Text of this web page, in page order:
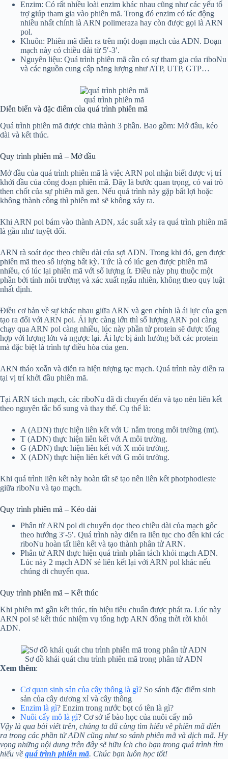
Enzim: Có rất nhiều loài enzim khác nhau cũng như các yếu tố
trợ giúp tham gia vào phiên mã. Trong đó enzim có tác động
nhiều nhất chính là ARN polimeraza hay còn được gọi là ARN
pol.
Khuôn: Phiên mã diễn ra trên một đoạn mạch của ADN. Đoạn
mạch này có chiều dài từ 5′-3′.
Nguyên liệu: Quá trình phiên mã cần có sự tham gia của riboNu
và các nguồn cung cấp năng lượng như ATP, UTP, GTP…
quá trình phiên mã
Diễn biến và đặc điểm của quá trình phiên mã
Quá trình phiên mã được chia thành 3 phần. Bao gồm: Mở đầu, kéo
dài và kết thúc.
Quy trình phiên mã – Mở đầu
Mở đầu của quá trình phiên mã là việc ARN pol nhận biết được vị trí
khởi đầu của công đoạn phiên mã. Đây là bước quan trọng, có vai trò
then chốt của sự phiên mã gen. Nếu quá trình này gặp bất lợi hoặc
không thành công thì phiên mã sẽ không xảy ra.
Khi ARN pol bám vào thành ADN, xác suất xảy ra quá trình phiên mã
là gần như tuyệt đối.
ARN rà soát dọc theo chiều dài của sợi ADN. Trong khi đó, gen được
phiên mã theo số lượng bất kỳ. Tức là có lúc gen được phiên mã
nhiều, có lúc lại phiên mã với số lượng ít. Điều này phụ thuộc một
phần bởi tính môi trường và xác xuất ngẫu nhiên, không theo quy luật
nhất định.
Điều cơ bản về sự khác nhau giữa ARN và gen chính là ái lực của gen
tạo ra đối với ARN pol. Ái lực càng lớn thì số lượng ARN pol càng
chạy qua ARN pol càng nhiều, lúc này phần tử protein sẽ được tổng
hợp với lượng lớn và ngược lại. Ái lực bị ảnh hưởng bởi các protein
mà đặc biệt là trình tự điều hòa của gen.
ARN tháo xoắn và diễn ra hiện tượng tạc mạch. Quá trình này diễn ra
tại vị trí khởi đầu phiên mã.
Tại ARN tách mạch, các riboNu đã di chuyển đến và tạo nên liên kết
theo nguyên tắc bổ sung và thay thế. Cụ thể là:
A (ADN) thực hiện liên kết với U nằm trong môi trường (mt).
T (ADN) thực hiện liên kết với A môi trường.
G (ADN) thực hiện liên kết với X môi trường.
X (ADN) thực hiện liên kết với G môi trường.
Khi quá trình liên kết này hoàn tất sẽ tạo nên liên kết photphodieste
giữa riboNu và tạo mạch.
Quy trình phiên mã – Kéo dài
Phân tử ARN pol di chuyển dọc theo chiều dài của mạch gốc
theo hướng 3′-5′. Quá trình này diễn ra liên tục cho đến khi các
riboNu hoàn tất liên kết và tạo thành phân tử ARN.
Phân tử ARN thực hiện quá trình phân tách khỏi mạch ADN.
Lúc này 2 mạch ADN sẻ liên kết lại với ARN pol khác nếu
chúng di chuyển qua.
Quy trình phiên mã – Kết thúc
Khi phiên mã gần kết thúc, tín hiệu tiêu chuẩn được phát ra. Lúc này
ARN pol sẽ kết thúc nhiệm vụ tổng hợp ARN đồng thời rời khỏi
ADN.
Sơ đồ khái quát chu trình phiên mã trong phân tử ADN
Xem thêm:
Cơ quan sinh sản của cây thông là gì? So sánh đặc điểm sinh
sản của cây dương xỉ và cây thông
Enzim là gì? Enzim trong nước bọt có tên là gì?
Nuôi cấy mô là gì? Cơ sở tế bào học của nuôi cấy mô
Vậy là qua bài viết trên, chúng ta đã cùng tìm hiểu về phiên mã diễn
ra trong các phần tử ADN cũng như so sánh phiên mã và dịch mã. Hy
vọng những nội dung trên đây sẽ hữu ích cho bạn trong quá trình tìm
hiểu về quá trình phiên mã. Chúc bạn luôn học tốt!